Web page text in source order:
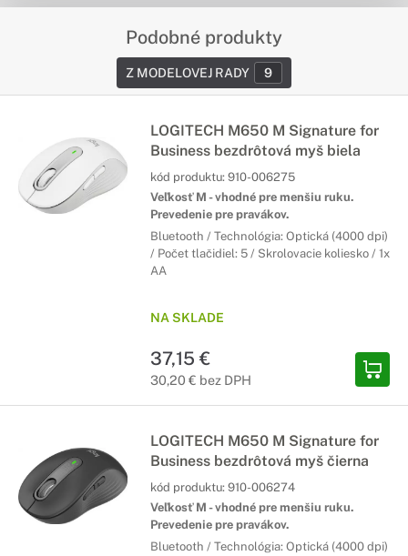
Podobné produkty
Z MODELOVEJ RADY 9
LOGITECH M650 M Signature for
Business bezdrôtová myš biela
kód produktu: 910-006275
Veľkosť M - vhodné pre menšiu ruku.
Prevedenie pre pravákov.
Bluetooth / Technológia: Optická (4000 dpi)
/ Počet tlačidiel: 5 / Skrolovacie koliesko / 1x
AA
NA SKLADE
37,15 €
30,20 € bez DPH
LOGITECH M650 M Signature for
Business bezdrôtová myš čierna
kód produktu: 910-006274
Veľkosť M - vhodné pre menšiu ruku.
Prevedenie pre pravákov.
Bluetooth / Technológia: Optická (4000 dpi)